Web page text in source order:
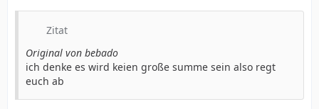
Zitat
Original von bebado
ich denke es wird keien große summe sein also regt
euch ab